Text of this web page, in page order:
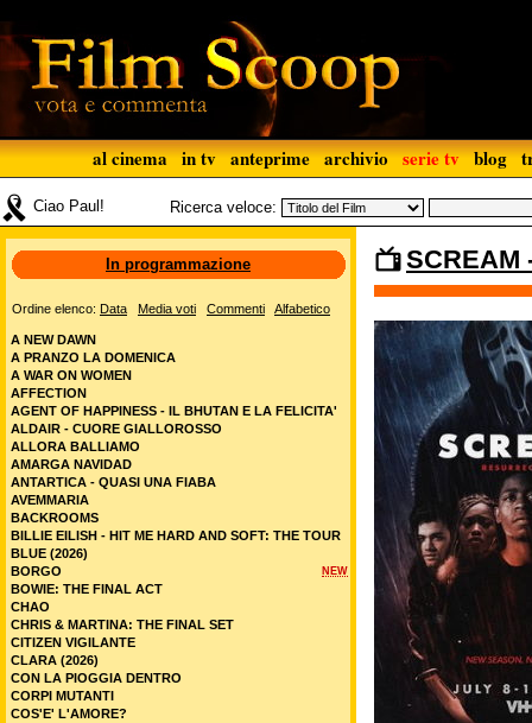
al cinema in tv anteprime archivio serie tv blog
Ciao Paul! Ricerca veloce:
SCREAM
In programmazione
Ordine elenco: Data Media voti Commenti Alfabetico
A NEW DAWN
A PRANZO LA DOMENICA
A WAR ON WOMEN
AFFECTION
AGENT OF HAPPINESS - IL BHUTAN E LA FELICITA'
ALDAIR - CUORE GIALLOROSSO
ALLORA BALLIAMO
AMARGA NAVIDAD
ANTARTICA - QUASI UNA FIABA
AVEMMARIA
BACKROOMS
BILLIE EILISH - HIT ME HARD AND SOFT: THE TOUR
BLUE (2026)
NEW
BORGO
BOWIE: THE FINAL ACT
CHAO
CHRIS & MARTINA: THE FINAL SET
CITIZEN VIGILANTE
CLARA (2026)
CON LA PIOGGIA DENTRO
CORPI MUTANTI
COS'E' L'AMORE?